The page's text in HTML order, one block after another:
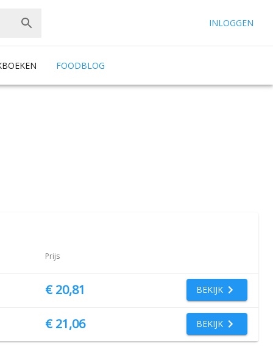
INLOGGEN
FOODBLOG
Prijs
€ 20,81 BEKIJK
€ 21,06 BEKIJK